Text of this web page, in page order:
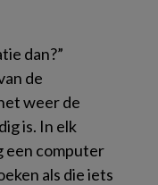
dan?”
de
weer de
is. In elk
een computer
als die iets